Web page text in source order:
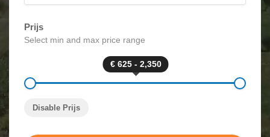
Prijs
Select min and max price range
€ 625 - 2,350
Disable Prijs